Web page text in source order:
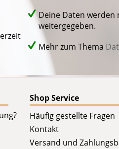
Deine Daten werden
weitergegeben.
Mehr zum Thema
Shop Service
Häufig gestellte Fragen
Kontakt
Versand und